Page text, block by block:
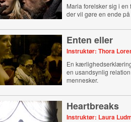
Maria forelsker sig i en
der vil gøre en ende på
Enten eller
Instruktør: Thora
En
en usandsynlig
mennesker.
Heartbreaks
Instruktør: Laura